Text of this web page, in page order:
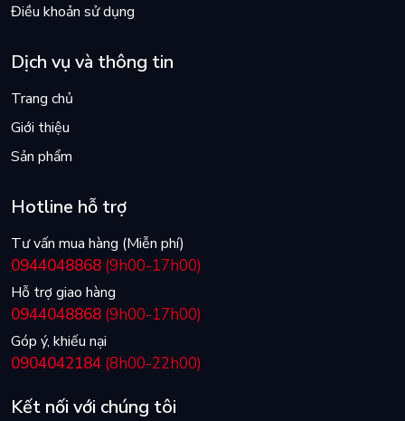
Điều khoản sử dụng
Dịch vụ và thông tin
Trang chủ
Giới thiệu
Sản phẩm
Hotline hỗ trợ
Tư vấn mua hàng (Miễn phí)
0944048868 (9h00-17h00)
Hỗ trợ giao hàng
0944048868 (9h00-17h00)
Góp ý, khiếu nại
0904042184 (8h00-22h00)
Kết nối với chúng tôi